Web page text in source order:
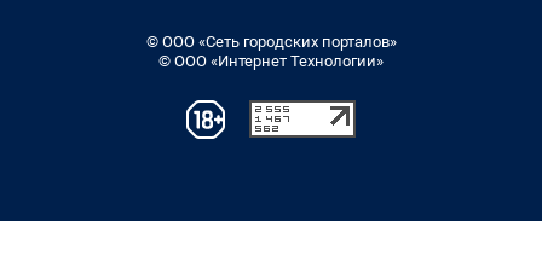
© ООО «Сеть городских порталов»
© ООО «Интернет Технологии»